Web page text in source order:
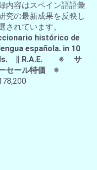
内容はスペイン語語彙
究の最新成果を反映し
されています。
histórico de
española. in 10
∥ R.A.E. ※ サ
セール特価 ※